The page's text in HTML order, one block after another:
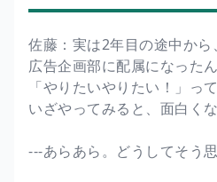
佐藤：実は2年目の途中か
広告企画部に配属になった
「やりたいやりたい！」っ
いざやってみると、面白く
---あらあら。どうしてそう